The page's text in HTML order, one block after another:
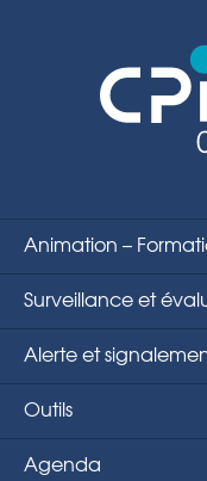
Animation –
Surveillance et
Alerte et
Outils
Agenda